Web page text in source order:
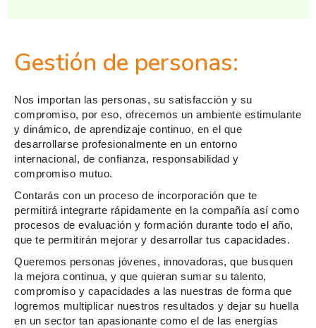
Gestión de personas:
Nos importan las personas, su satisfacción y su
compromiso, por eso, ofrecemos un ambiente estimulante
y dinámico, de aprendizaje continuo, en el que
desarrollarse profesionalmente en un entorno
internacional, de confianza, responsabilidad y
compromiso mutuo.
Contarás con un proceso de incorporación que te
permitirá integrarte rápidamente en la compañía así como
procesos de evaluación y formación durante todo el año,
que te permitirán mejorar y desarrollar tus capacidades.
Queremos personas jóvenes, innovadoras, que busquen
la mejora continua, y que quieran sumar su talento,
compromiso y capacidades a las nuestras de forma que
logremos multiplicar nuestros resultados y dejar su huella
en un sector tan apasionante como el de las energías